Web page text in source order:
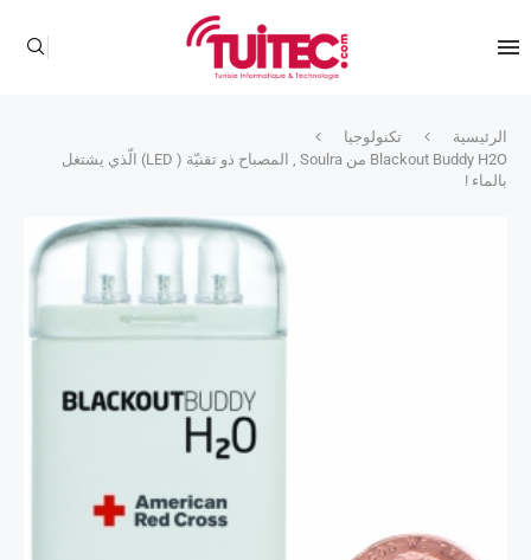
الرئيسية
تكنولوجيا
Blackout Buddy H2O من Soulra , المصباح ذو تقنيّة ( LED) الّذي يشتغل
بالماء !